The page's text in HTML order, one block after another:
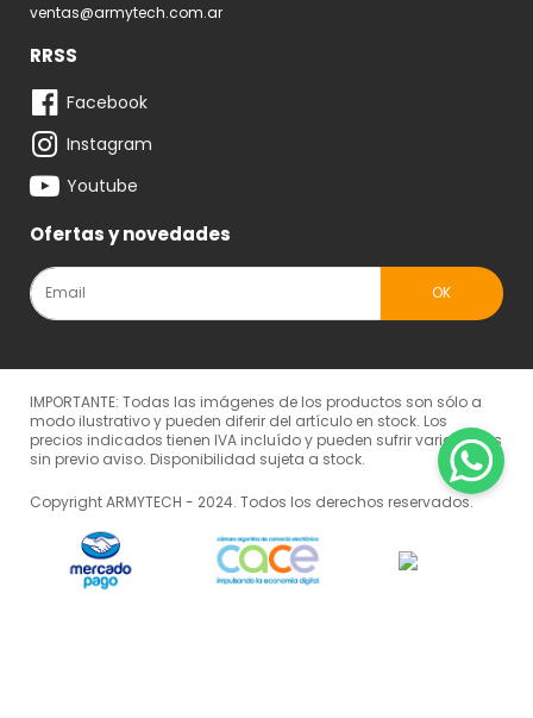
ventas@armytech.com.ar
RRSS
Facebook
Instagram
Youtube
Ofertas y novedades
IMPORTANTE: Todas las imágenes de los productos son sólo a
modo ilustrativo y pueden diferir del artículo en stock. Los
precios indicados tienen IVA incluído y pueden sufrir variaciones
sin previo aviso. Disponibilidad sujeta a stock.
Copyright ARMYTECH - 2024. Todos los derechos reservados.